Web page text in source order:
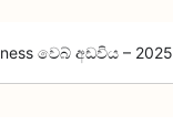
වෙබ් අඩවිය – 2025